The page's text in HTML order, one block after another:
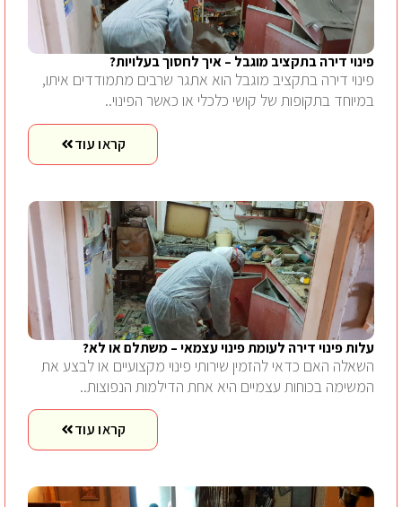
פינוי דירה בתקציב מוגבל – איך לחסוך בעלויות?
פינוי דירה בתקציב מוגבל הוא אתגר שרבים מתמודדים איתו,
במיוחד בתקופות של קושי כלכלי או כאשר הפינוי..
קראו עוד
עלות פינוי דירה לעומת פינוי עצמאי – משתלם או לא?
השאלה האם כדאי להזמין שירותי פינוי מקצועיים או לבצע את
המשימה בכוחות עצמיים היא אחת הדילמות הנפוצות..
קראו עוד